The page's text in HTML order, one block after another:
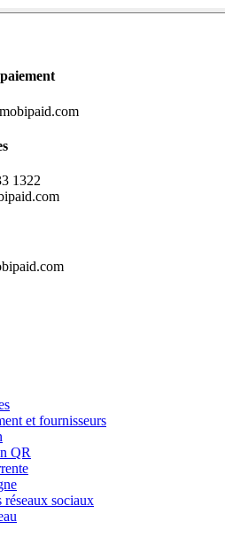
1322
et fournisseurs
QR
réseaux sociaux